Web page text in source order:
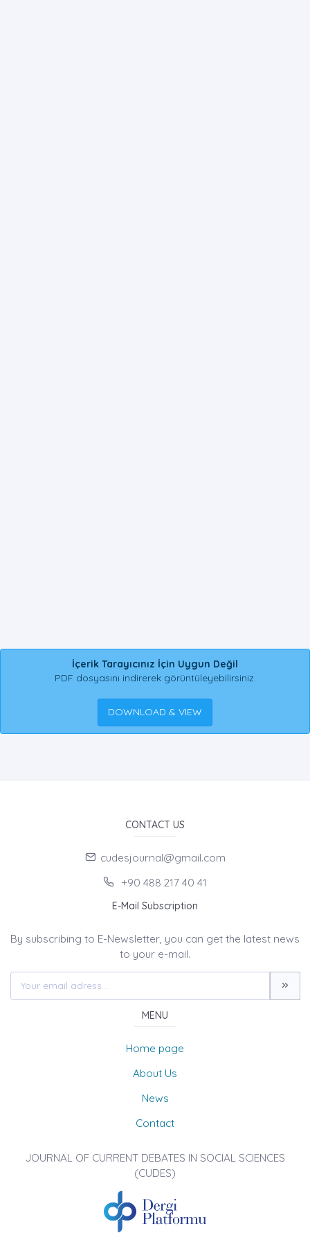
İçerik Tarayıcınız İçin Uygun Değil
PDF dosyasını indirerek görüntüleyebilirsiniz.
DOWNLOAD & VIEW
CONTACT US
cudesjournal@gmail.com
+90 488 217 40 41
E-Mail Subscription
By subscribing to E-Newsletter, you can get the latest news
to your e-mail.
MENU
Home page
About Us
News
Contact
JOURNAL OF CURRENT DEBATES IN SOCIAL SCIENCES
(CUDES)